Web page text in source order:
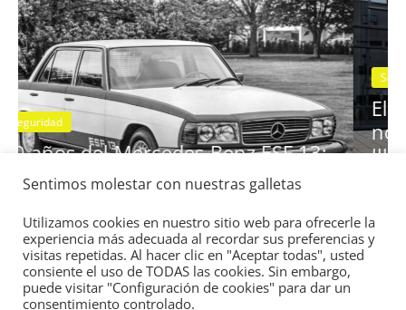
13:
Seguridad Vídeo
El Mazda CX-5 2022 logra la
nota en las pruebas de seguridad
IIHS
11 de noviembre de 2021 mospotter84 0
Sentimos molestar con nuestras galletas
Utilizamos cookies en nuestro sitio web para ofrecerle la
experiencia más adecuada al recordar sus preferencias y
visitas repetidas. Al hacer clic en "Aceptar todas", usted
consiente el uso de TODAS las cookies. Sin embargo,
puede visitar "Configuración de cookies" para dar un
consentimiento controlado.